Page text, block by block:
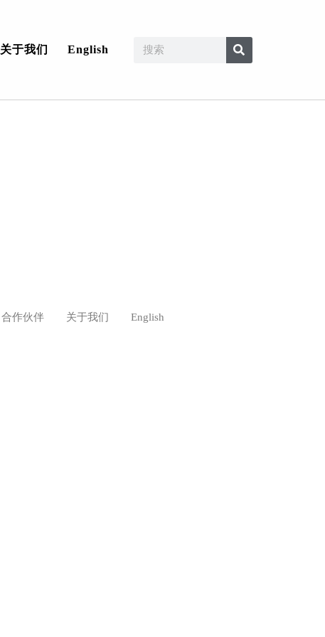
关于我们 English
合作伙伴 关于我们 English